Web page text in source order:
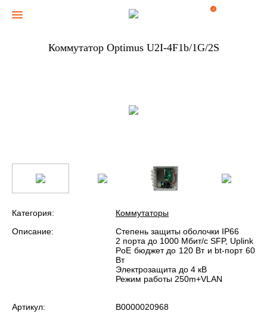
0
Коммутатор Optimus U2I-4F1b/1G/2S
Категория:
Коммутаторы
Описание:
Степень защиты оболочки IP66
2 порта до 1000 Мбит/с SFP, Uplink
PoE бюджет до 120 Вт и bt-порт 60
Вт
Электрозащита до 4 кВ
Режим работы 250m+VLAN
Артикул:
В0000020968